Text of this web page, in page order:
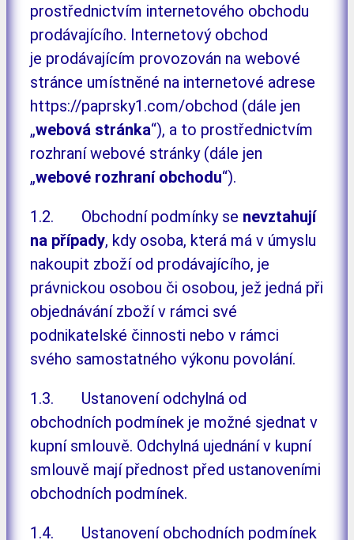
prostřednictvím internetového obchodu
prodávajícího. Internetový obchod
je prodávajícím provozován na webové
stránce umístněné na internetové adrese
https://paprsky1.com/obchod (dále jen
„webová stránka“), a to prostřednictvím
rozhraní webové stránky (dále jen
„webové rozhraní obchodu“).
1.2. Obchodní podmínky se nevztahují
na případy, kdy osoba, která má v úmyslu
nakoupit zboží od prodávajícího, je
právnickou osobou či osobou, jež jedná při
objednávání zboží v rámci své
podnikatelské činnosti nebo v rámci
svého samostatného výkonu povolání.
1.3. Ustanovení odchylná od
obchodních podmínek je možné sjednat v
kupní smlouvě. Odchylná ujednání v kupní
smlouvě mají přednost před ustanoveními
obchodních podmínek.
1.4. Ustanovení obchodních podmínek